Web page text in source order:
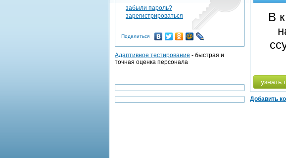
В
узнать
Добавить
забыли пароль?
зарегистрироваться
Поделиться
Адаптивное тестирование - быстрая и
точная оценка персонала